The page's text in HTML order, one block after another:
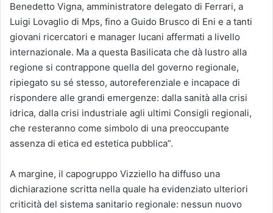
Benedetto Vigna, amministratore delegato di Ferrari, a
Luigi Lovaglio di Mps, fino a Guido Brusco di Eni e a tanti
giovani ricercatori e manager lucani affermati a livello
internazionale. Ma a questa Basilicata che dà lustro alla
regione si contrappone quella del governo regionale,
ripiegato su sé stesso, autoreferenziale e incapace di
rispondere alle grandi emergenze: dalla sanità alla crisi
idrica, dalla crisi industriale agli ultimi Consigli regionali,
che resteranno come simbolo di una preoccupante
assenza di etica ed estetica pubblica”.
A margine, il capogruppo Vizziello ha diffuso una
dichiarazione scritta nella quale ha evidenziato ulteriori
criticità del sistema sanitario regionale: nessun nuovo